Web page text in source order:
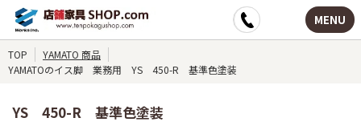
MENU
TOP
YAMATO 商品
YAMATOのイス脚 業務用 YS 450-R 基準色塗装
YS 450-R 基準色塗装